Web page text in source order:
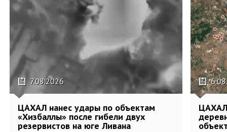
7.08.2026
ЦАХАЛ нанес удары по объектам
«Хизбаллы» после гибели двух
резервистов на юге Ливана